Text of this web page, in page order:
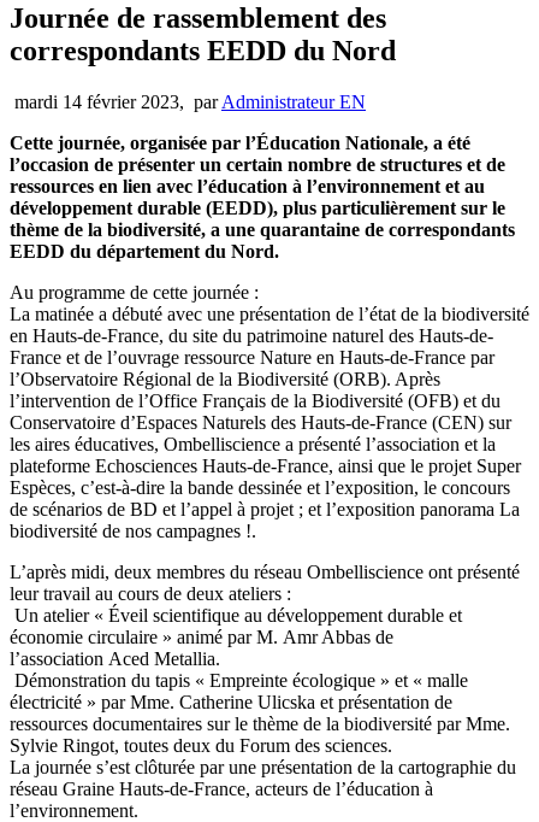
Journée de rassemblement des
correspondants EEDD du Nord
mardi 14 février 2023, parAdministrateur EN
Cette journée, organisée par l’Éducation Nationale, a été
l’occasion de présenter un certain nombre de structures et de
ressources en lien avec l’éducation à l’environnement et au
développement durable (EEDD), plus particulièrement sur le
thème de la biodiversité, a une quarantaine de correspondants
EEDD du département du Nord.
Au programme de cette journée :
La matinée a débuté avec une présentation de l’état de la biodiversité
en Hauts-de-France, du site du patrimoine naturel des Hauts-de-
France et de l’ouvrage ressource Nature en Hauts-de-France par
l’Observatoire Régional de la Biodiversité (ORB). Après
l’intervention de l’Office Français de la Biodiversité (OFB) et du
Conservatoire d’Espaces Naturels des Hauts-de-France (CEN) sur
les aires éducatives, Ombelliscience a présenté l’association et la
plateforme Echosciences Hauts-de-France, ainsi que le projet Super
Espèces, c’est-à-dire la bande dessinée et l’exposition, le concours
de scénarios de BD et l’appel à projet ; et l’exposition panorama La
biodiversité de nos campagnes !.
L’après midi, deux membres du réseau Ombelliscience ont présenté
leur travail au cours de deux ateliers :
Un atelier « Éveil scientifique au développement durable et
économie circulaire » animé par M. Amr Abbas de
l’association Aced Metallia.
Démonstration du tapis « Empreinte écologique » et « malle
électricité » par Mme. Catherine Ulicska et présentation de
ressources documentaires sur le thème de la biodiversité par Mme.
Sylvie Ringot, toutes deux du Forum des sciences.
La journée s’est clôturée par une présentation de la cartographie du
réseau Graine Hauts-de-France, acteurs de l’éducation à
l’environnement.